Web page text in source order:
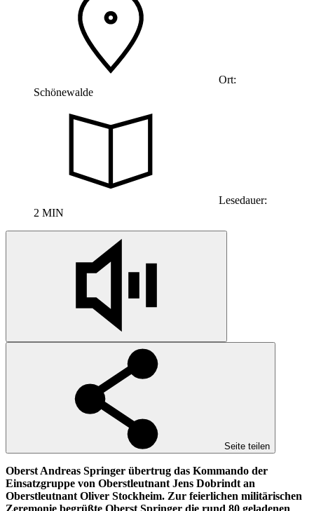
Ort:
Schönewalde
Lesedauer:
2 MIN
Seite teilen
Oberst Andreas Springer übertrug das Kommando der
Einsatzgruppe von Oberstleutnant Jens Dobrindt an
Oberstleutnant Oliver Stockheim. Zur feierlichen militärischen
Zeremonie begrüßte Oberst Springer die rund 80 geladenen